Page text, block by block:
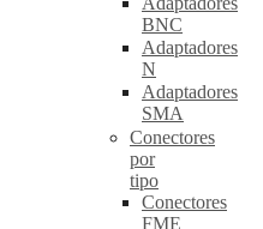
BNC
Adaptadores
N
Adaptadores
SMA
Conectores
por
tipo
Conectores
FME